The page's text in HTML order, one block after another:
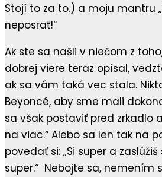
Stojí to za to.) a moju mantru
neposrať!“
Ak ste sa našli v niečom z
dobrej viere teraz opísal,
ak sa vám taká vec stala.
Beyoncé, aby sme mali
sa však postaviť pred zrkadlo
na viac.“ Alebo sa len tak na
povedať si: „Si super a
super.“ Nebojte sa, nemením